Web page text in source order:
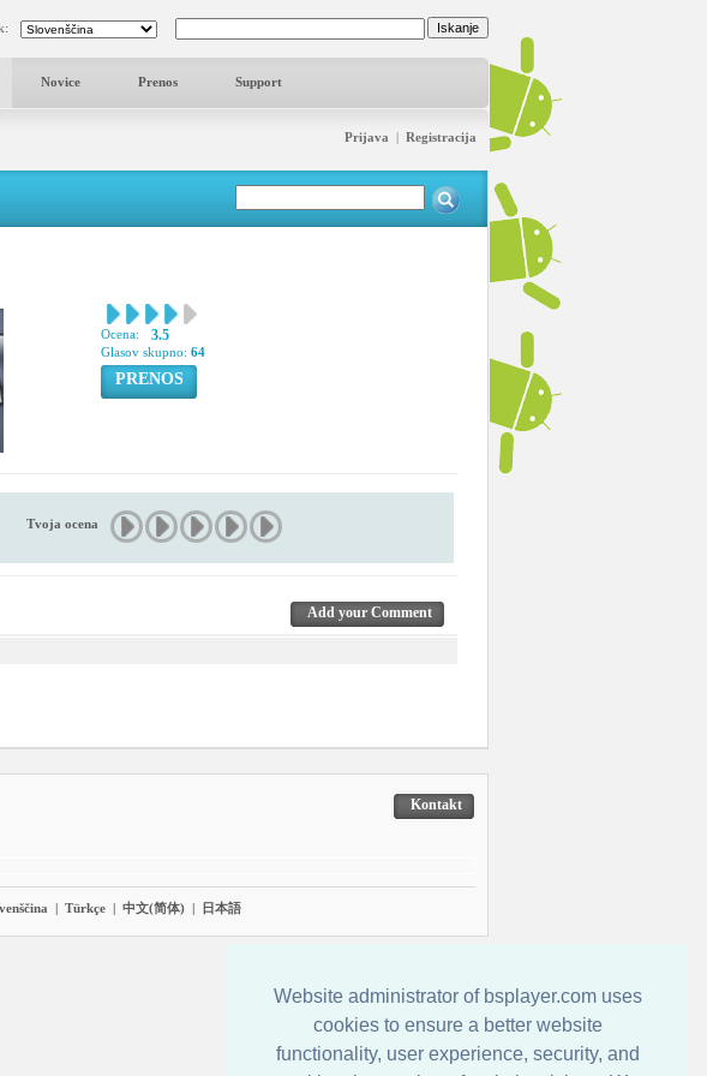
Website administrator of bsplayer.com uses
cookies to ensure a better website
functionality, user experience, security, and
Novice Prenos Support
Prijava | Registracija
Ocena: 3.5
Glasov skupno: 64
PRENOS
Tvoja ocena
Add your Comment
Kontakt
| Türkçe | 中文(简体) | 日本語